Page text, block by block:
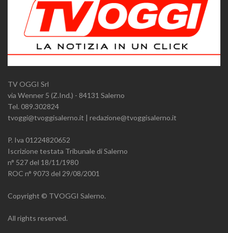
TV OGGI Srl
via Wenner 5 (Z.Ind.) - 84131 Salerno
Tel. 089.302824
tvoggi@tvoggisalerno.it | redazione@tvoggisalerno.it
P. Iva 01224820652
Iscrizione testata Tribunale di Salerno
n° 527 del 18/11/1980
ROC n° 9073 del 29/08/2001
Copyright © TVOGGI Salerno.
All rights reserved.